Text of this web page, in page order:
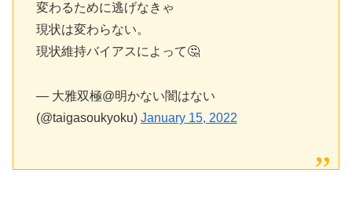
変わるために逃げなきゃ
現状は変わらない。
現状維持バイアスによって🤔
— 大雅双極@明かない闇はない
(@taigasoukyoku) January 15, 2022